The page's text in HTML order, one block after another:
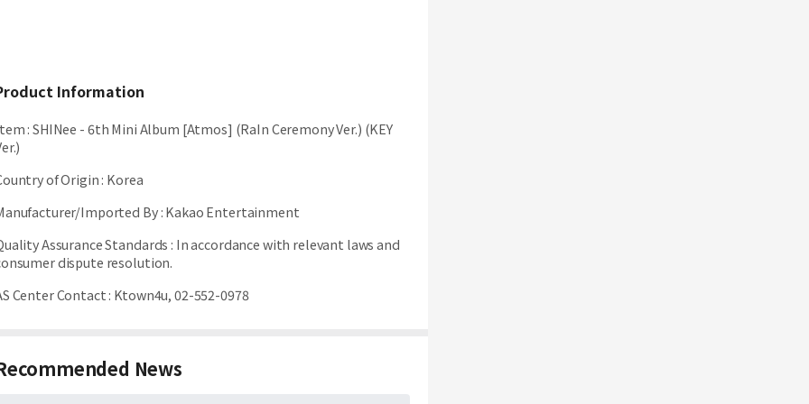
Information
:SHINee - 6th Mini Album [Atmos] (RaIn Ceremony Ver.) (KEY
of Origin: Korea
Imported By:Kakao Entertainment
Assurance Standards : In accordance with relevant laws and
dispute resolution.
Center Contact: Ktown4u, 02-552-0978
News